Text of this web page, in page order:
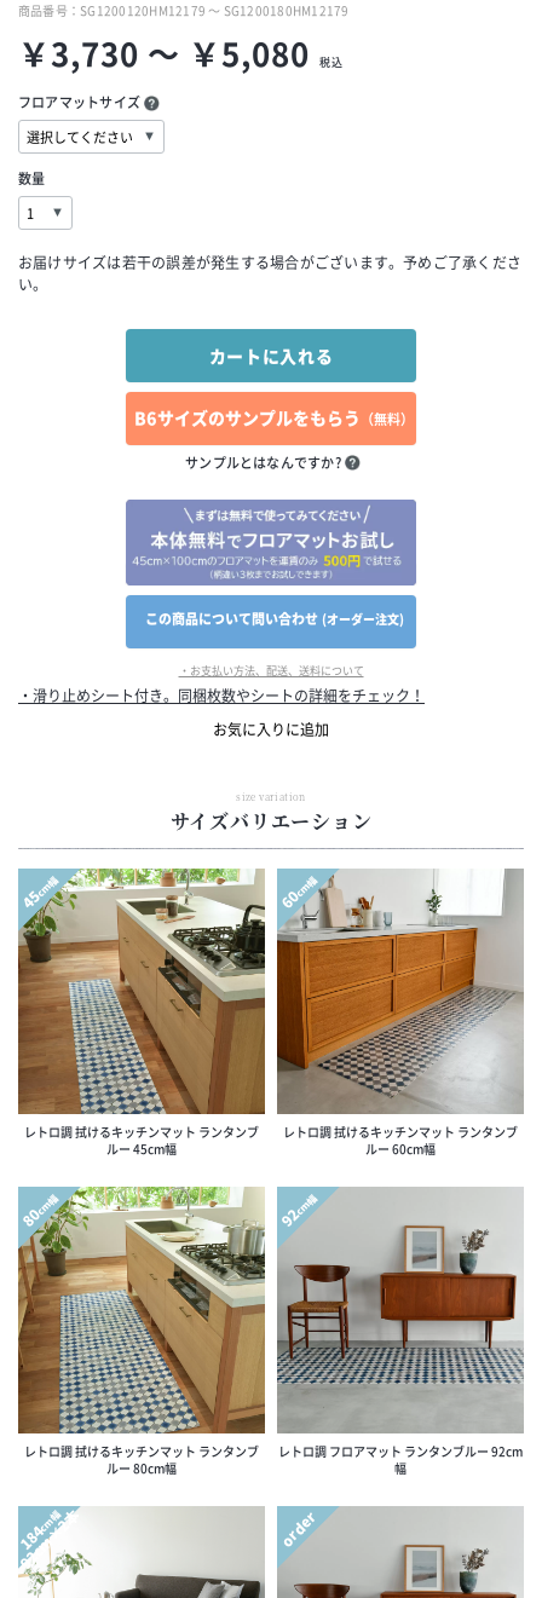
商品番号： SG1200120HM12179 ～ SG1200180HM12179
￥3,730 ～ ￥5,080 税込
フロアマットサイズ
数量
お届けサイズは若干の誤差が発生する場合がございます。予めご了承くださ
い。
B6サイズのサンプルをもらう （無料）
サンプルとはなんですか?
この商品について問い合わせ (オーダー注文)
・お支払い方法、配送、送料について
・滑り止めシート付き。同梱枚数やシートの詳細をチェック！
お気に入りに追加
サイズバリエーション
size variation
45cm幅
レトロ調 拭けるキッチンマット ランタンブ
ルー 45cm幅
60cm幅
レトロ調 拭けるキッチンマット ランタンブ
ルー 60cm幅
80cm幅
レトロ調 拭けるキッチンマット ランタンブ
ルー 80cm幅
92cm幅
レトロ調 フロアマット ランタンブルー 92cm
幅
184cm幅
92cm×2本 order